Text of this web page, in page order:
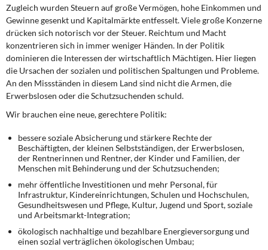
Über mich
Kontakt
Zugleich wurden Steuern auf große Vermögen, hohe Einkommen und
Gewinne gesenkt und Kapitalmärkte entfesselt. Viele große Konzerne
drücken sich notorisch vor der Steuer. Reichtum und Macht
konzentrieren sich in immer weniger Händen. In der Politik
dominieren die Interessen der wirtschaftlich Mächtigen. Hier liegen
die Ursachen der sozialen und politischen Spaltungen und Probleme.
An den Missständen in diesem Land sind nicht die Armen, die
Erwerbslosen oder die Schutzsuchenden schuld.
Wir brauchen eine neue, gerechtere Politik:
bessere soziale Absicherung und stärkere Rechte der
Beschäftigten, der kleinen Selbstständigen, der Erwerbslosen,
der Rentnerinnen und Rentner, der Kinder und Familien, der
Menschen mit Behinderung und der Schutzsuchenden;
mehr öffentliche Investitionen und mehr Personal, für
Infrastruktur, Kindereinrichtungen, Schulen und Hochschulen,
Gesundheitswesen und Pflege, Kultur, Jugend und Sport, soziale
und Arbeitsmarkt-Integration;
ökologisch nachhaltige und bezahlbare Energieversorgung und
einen sozial verträglichen ökologischen Umbau;